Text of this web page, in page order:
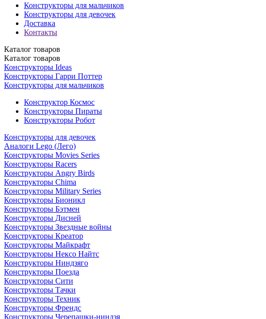
Конструкторы для мальчиков
Конструкторы для девочек
Доставка
Контакты
Каталог товаров
Каталог товаров
Конструкторы Ideas
Конструкторы Гарри Поттер
Конструкторы для мальчиков
Конструктор Космос
Конструкторы Пираты
Конструкторы Робот
Конструкторы для девочек
Аналоги Lego (Лего)
Конструкторы Movies Series
Конструкторы Racers
Конструкторы Angry Birds
Конструкторы Chima
Конструкторы Military Series
Конструкторы Бионикл
Конструкторы Бэтмен
Конструкторы Дисней
Конструкторы Звездные войны
Конструкторы Креатор
Конструкторы Майкрафт
Конструкторы Нексо Найтс
Конструкторы Ниндзяго
Конструкторы Поезда
Конструкторы Сити
Конструкторы Тачки
Конструкторы Техник
Конструкторы Френдс
Конструкторы Черепашки-ниндзя